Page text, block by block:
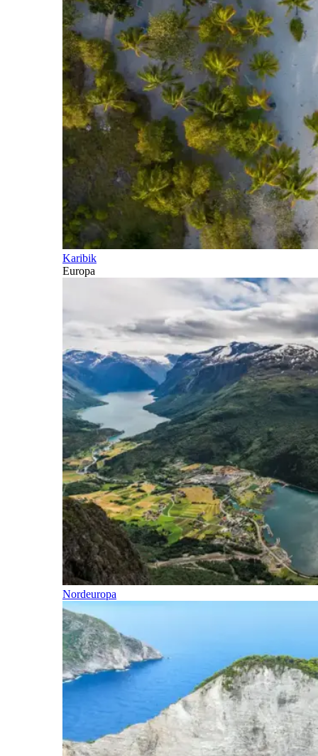
Karibik
Europa
Nordeuropa